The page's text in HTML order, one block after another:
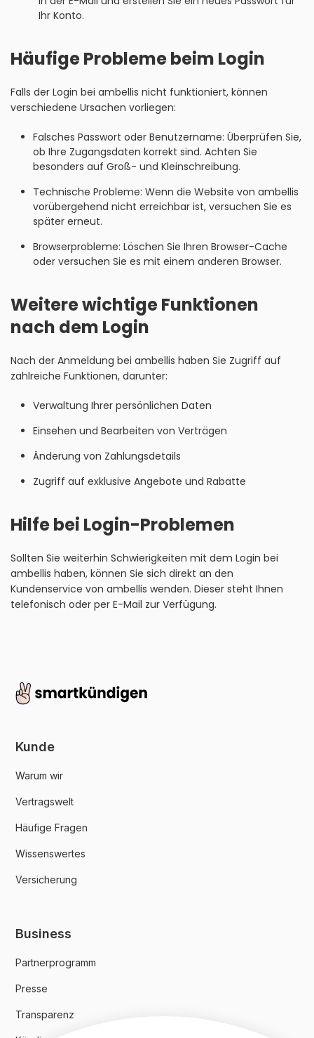
Ihr Konto.
Häufige Probleme beim Login
Falls der Login bei ambellis nicht funktioniert, können
verschiedene Ursachen vorliegen:
Falsches Passwort oder Benutzername: Überprüfen Sie,
ob Ihre Zugangsdaten korrekt sind. Achten Sie
besonders auf Groß- und Kleinschreibung.
Technische Probleme: Wenn die Website von ambellis
vorübergehend nicht erreichbar ist, versuchen Sie es
später erneut.
Browserprobleme: Löschen Sie Ihren Browser-Cache
oder versuchen Sie es mit einem anderen Browser.
Weitere wichtige Funktionen
nach dem Login
Nach der Anmeldung bei ambellis haben Sie Zugriff auf
zahlreiche Funktionen, darunter:
Verwaltung Ihrer persönlichen Daten
Einsehen und Bearbeiten von Verträgen
Änderung von Zahlungsdetails
Zugriff auf exklusive Angebote und Rabatte
Hilfe bei Login-Problemen
Sollten Sie weiterhin Schwierigkeiten mit dem Login bei
ambellis haben, können Sie sich direkt an den
Kundenservice von ambellis wenden. Dieser steht Ihnen
telefonisch oder per E-Mail zur Verfügung.
Kunde
Warum wir
Vertragswelt
Häufige Fragen
Wissenswertes
Versicherung
Business
Partnerprogramm
Presse
Transparenz